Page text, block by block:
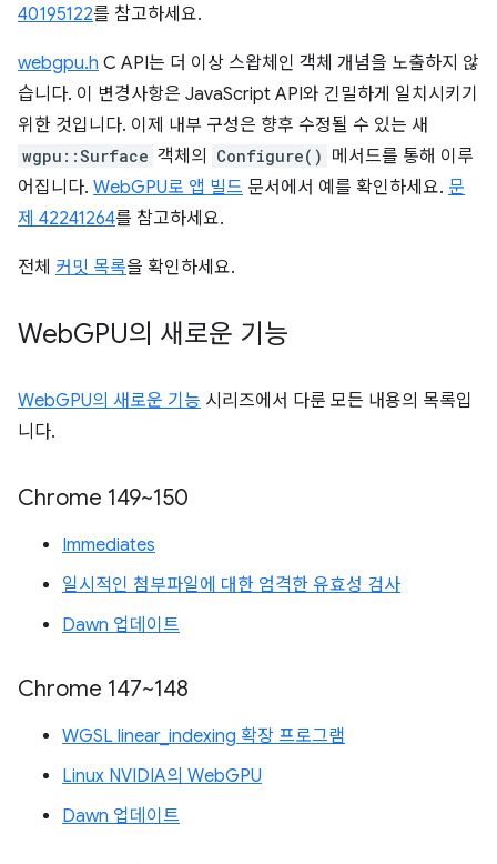
40195122를 참고하세요.
webgpu.h C API는 더 이상 스왑체인 객체 개념을 노출하지 않
습니다. 이 변경사항은 JavaScript API와 긴밀하게 일치시키기
위한 것입니다. 이제 내부 구성은 향후 수정될 수 있는 새
wgpu::Surface 객체의 Configure() 메서드를 통해 이루
어집니다. WebGPU로 앱 빌드 문서에서 예를 확인하세요. 문
제 42241264를 참고하세요.
전체 커밋 목록을 확인하세요.
WebGPU의 새로운 기능
WebGPU의 새로운 기능 시리즈에서 다룬 모든 내용의 목록입
니다.
Chrome 149~150
Immediates
일시적인 첨부파일에 대한 엄격한 유효성 검사
Dawn 업데이트
Chrome 147~148
WGSL linear_indexing 확장 프로그램
Linux NVIDIA의 WebGPU
Dawn 업데이트